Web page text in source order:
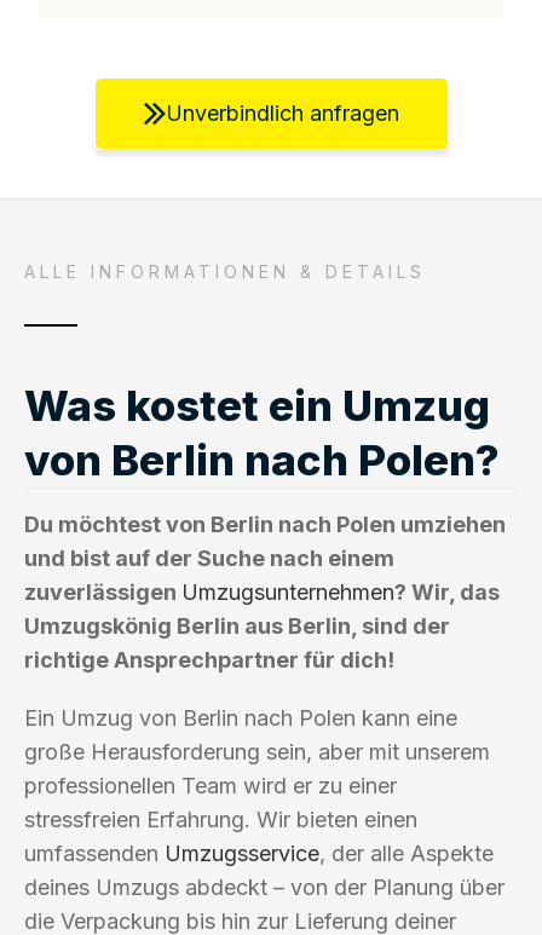
Unverbindlich anfragen
ALLE INFORMATIONEN & DETAILS
Was kostet ein Umzug
von Berlin nach Polen?
Du möchtest von Berlin nach Polen umziehen
und bist auf der Suche nach einem
zuverlässigen Umzugsunternehmen? Wir, das
Umzugskönig Berlin aus Berlin, sind der
richtige Ansprechpartner für dich!
Ein Umzug von Berlin nach Polen kann eine
große Herausforderung sein, aber mit unserem
professionellen Team wird er zu einer
stressfreien Erfahrung. Wir bieten einen
umfassenden Umzugsservice, der alle Aspekte
deines Umzugs abdeckt – von der Planung über
die Verpackung bis hin zur Lieferung deiner